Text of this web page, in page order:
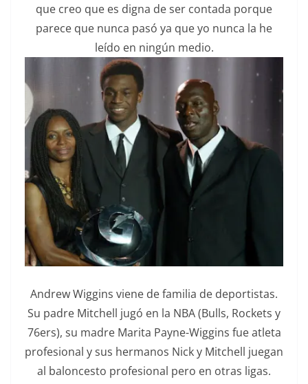
que creo que es digna de ser contada porque
parece que nunca pasó ya que yo nunca la he
leído en ningún medio.
Andrew Wiggins viene de familia de deportistas.
Su padre Mitchell jugó en la NBA (Bulls, Rockets y
76ers), su madre Marita Payne-Wiggins fue atleta
profesional y sus hermanos Nick y Mitchell juegan
al baloncesto profesional pero en otras ligas.